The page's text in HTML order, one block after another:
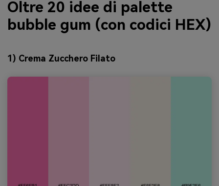
Oltre 20 idee di palette
bubble gum (con codici HEX)
1) Crema Zucchero Filato